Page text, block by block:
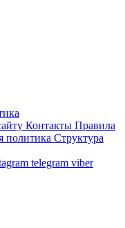
Контакты Правила
политика Структура
telegram viber